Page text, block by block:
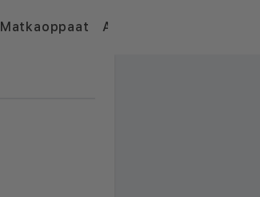
Matkaoppaat Artikkelit